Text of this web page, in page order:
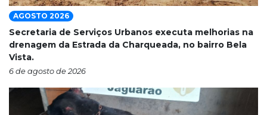
AGOSTO 2026
Secretaria de Serviços Urbanos executa melhorias na
drenagem da Estrada da Charqueada, no bairro Bela
Vista.
6 de agosto de 2026